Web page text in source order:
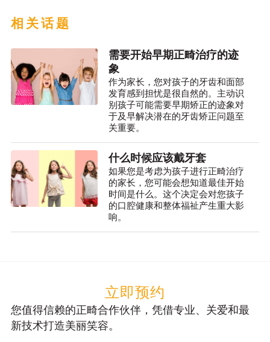
相关话题
需要开始早期正畸治疗的迹
象
作为家长，您对孩子的牙齿和面部
发育感到担忧是很自然的。主动识
别孩子可能需要早期矫正的迹象对
于及早解决潜在的牙齿矫正问题至
关重要。
什么时候应该戴牙套
如果您是考虑为孩子进行正畸治疗
的家长，您可能会想知道最佳开始
时间是什么。这个决定会对您孩子
的口腔健康和整体福祉产生重大影
响。
立即预约
您值得信赖的正畸合作伙伴，凭借专业、关爱和最
新技术打造美丽笑容。